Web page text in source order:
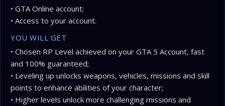
• GTA Online account;
• Access to your account.
YOU WILL GET
• Chosen RP Level achieved on your GTA 5 Account, fast
and 100% guaranteed;
• Leveling up unlocks weapons, vehicles, missions and skill
points to enhance abilities of your character;
• Higher levels unlock more challenging missions and